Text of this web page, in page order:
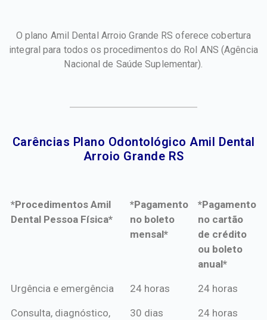
O plano Amil Dental Arroio Grande RS oferece cobertura
integral para todos os procedimentos do Rol ANS (Agência
Nacional de Saúde Suplementar).
Carências Plano Odontológico Amil Dental
Arroio Grande RS​
*Procedimentos Amil
Dental Pessoa Física*
*Pagamento
no boleto
mensal*
*Pagamento
no cartão
de crédito
ou boleto
anual*
*Procedimentos Amil
*Pagamento
mensal*
*Pagamento
de crédito
Urgência e emergência 24 horas 24 horas
Consulta, diagnóstico,
30 dias 24 horas